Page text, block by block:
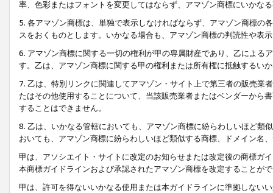
率、色彩またはフォントを変更してはならず、アマゾン商標にいかな
5. 各アマゾン商標は、単独で表示しなければならず、アマゾン商標
スをおくものとします。いかなる場合も、アマゾン商標の判読性や表
6. アマゾン商標に関する一切の権利が甲の専属財産であり、乙による
す。乙は、アマゾン商標に関する甲の権利または所有権に抵触するい
7. 乙は、特別リンクに関連してアマゾン・サイト上で第三者の販売
たはその他使用することについて、当該販売業者またはベンダーから
することはできません。
8. 乙は、いかなる管轄においても、アマゾン商標に紛らわしいほど類
おいても、アマゾン商標に紛らわしいほど類似する商標、ドメイン名
甲は、アソシエイト・サイトに改定のお知らせまたは改定後の商標ガ
本商標ガイドラインおよび承認されたアマゾン商標を改定することが
甲は、許可を得ないいかなる使用または本ガイドラインに準拠しない